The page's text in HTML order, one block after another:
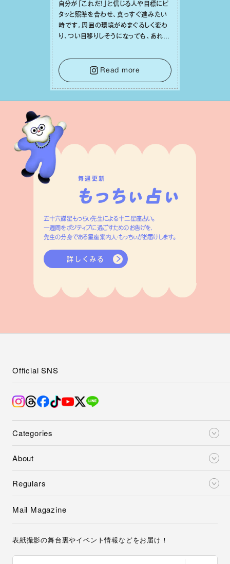
⾃分が「これだ！」と信じる⼈や⽬標にピ
タッと照準を合わせ、真っすぐ進みたい
時です。周囲の環境がめまぐるしく変わ
り、つい⽬移りしそうになっても、あれこ
をそっと⼿放し、⽬の前のことに集中しま
しょう。そのブレない決意が、あなたにと
って有意義で安定した成果を引き寄せま
す。
Read more
毎週更新
五十六謀星もっちぃ先生による十二星座占い。
一週間をポジティブに過ごすためのお告げを、
先生の分身である星座案内人・もっちぃがお届けします。
詳しくみる
Categories
About
Regulars
Official SNS
Mail Magazine
表紙撮影の舞台裏やイベント情報などをお届け！